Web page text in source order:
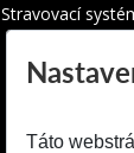
Stravovací
Táto